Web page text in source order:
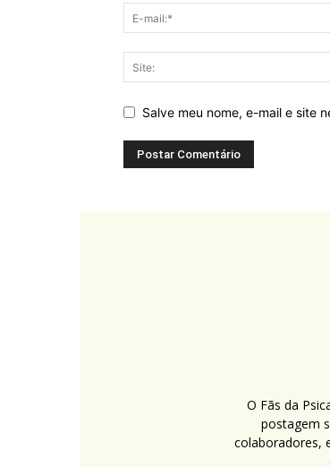
Salve meu nome, e-mail e site
O Fãs da
postagem
colaboradores,